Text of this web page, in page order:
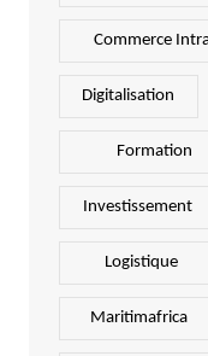
Commerce
Digitalisation
Formation
Investissement
Logistique
Maritimafrica